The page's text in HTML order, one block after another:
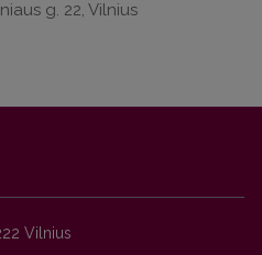
g. 22, Vilnius
Vilnius